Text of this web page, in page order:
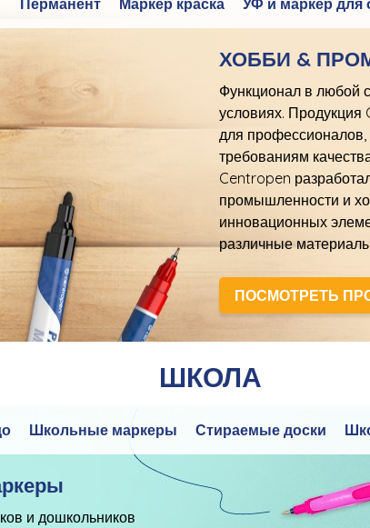
Перманент Маркер краска УФ и маркер для
ХОББИ &
Функционал в любой
условиях. Продукция
для
требованиям
Centropen
промышленности и
инновационных
различные
ПОСМОТРЕТЬ
ШКОЛА
Школьные маркеры Стираемые доски
и дошкольников